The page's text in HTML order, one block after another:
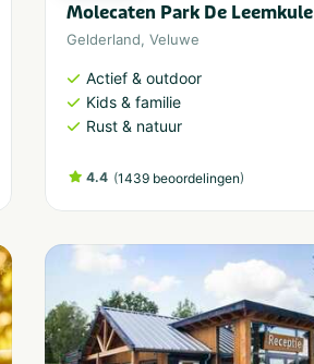
Molecaten Park De Leemkule
Gelderland, Veluwe
Actief & outdoor
Kids & familie
Rust & natuur
4.4 (1439 beoordelingen)